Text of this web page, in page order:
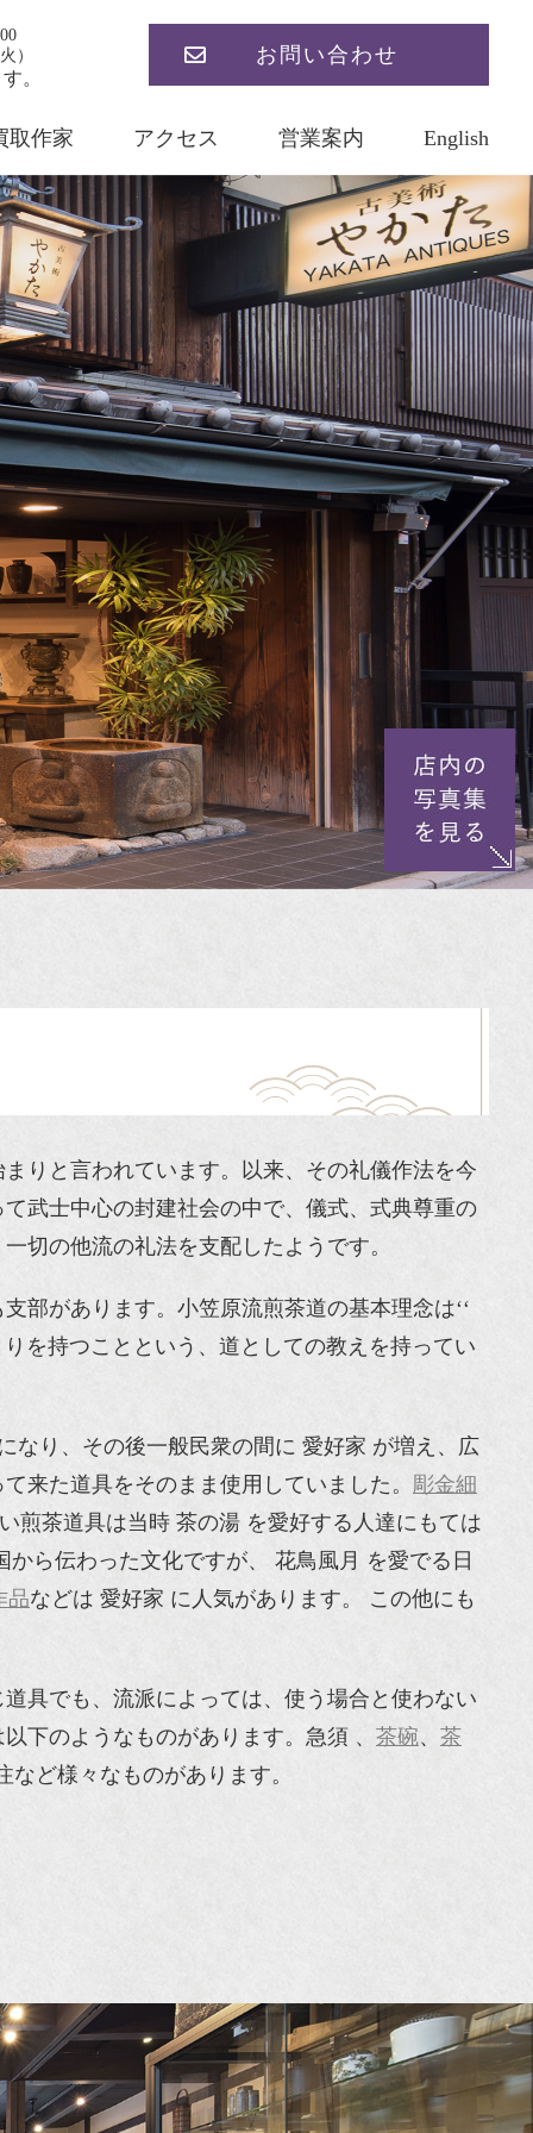
）
。
お問い合わせ
取作家 アクセス 営業案内 English
りと言われています。以来、その礼儀作法を今
武士中心の封建社会の中で、儀式、式典尊重の
切の他流の礼法を支配したようです。
部があります。小笠原流煎茶道の基本理念は‘‘
を持つことという、道としての教えを持ってい
なり、その後一般民衆の間に 愛好家 が増え、広
来た道具をそのまま使用していました。 彫金細
煎茶道具は当時 茶の湯 を愛好する人達にもては
ら伝わった文化ですが、 花鳥風月 を愛でる日
品などは 愛好家 に人気があります。 この他にも
具でも、流派によっては、使う場合と使わない
下のようなものがあります。急須 、 茶碗、 茶
など様々なものがあります。